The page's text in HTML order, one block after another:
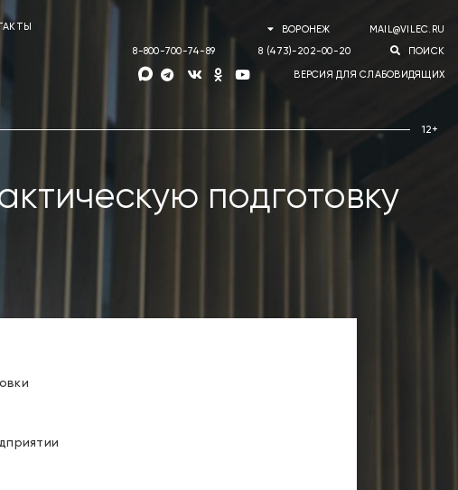
ВОРОНЕЖ MAIL@VILEC.RU
8-800-700-74-89 8 (473)-202-00-20 ПОИСК
ВЕРСИЯ ДЛЯ СЛАБОВИДЯЩИХ
подготовку